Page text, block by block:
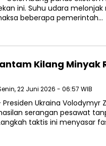
ini. Suhu udara
beberapa pemerintah…
Kilang Minyak
22 Juni 2026 - 06:57 WIB
– Presiden Ukraina Volodymyr
serangan pesawat
taktis ini menyasar